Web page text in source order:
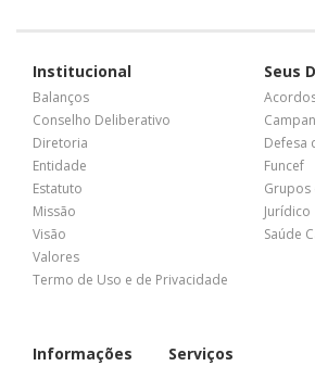
Institucional
Balanços
Conselho Deliberativo
Diretoria
Entidade
Estatuto
Missão
Visão
Valores
Termo de Uso e de Privacidade
Seus
Defesa
Funcef
Grupos
Jurídico
Saúde
Informações Serviços